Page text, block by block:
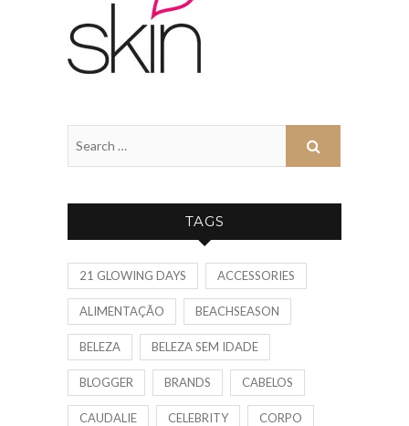
TAGS
21 GLOWING DAYS ACCESSORIES
ALIMENTAÇÃO BEACHSEASON
BELEZA BELEZA SEM IDADE
BLOGGER BRANDS CABELOS
CAUDALIE CELEBRITY CORPO